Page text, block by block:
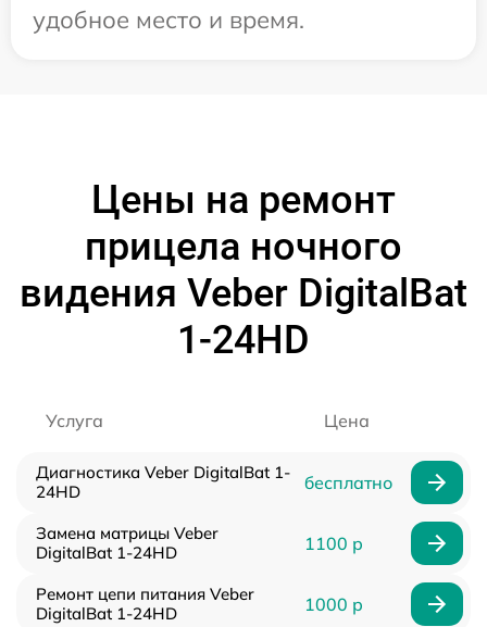
удобное место и время.
Цены на ремонт
прицела ночного
видения Veber DigitalBat
1-24HD
Услуга Цена
Диагностика Veber DigitalBat 1-
24HD
бесплатно
Замена матрицы Veber
DigitalBat 1-24HD
1100 р
Ремонт цепи питания Veber
DigitalBat 1-24HD
1000 р